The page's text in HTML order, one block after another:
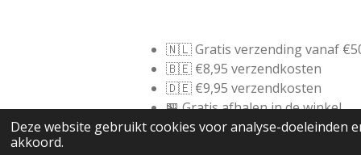
Deze website gebruikt cookies voor analyse-doeleinden
akkoord.
🇳🇱 Gratis verzending vanaf
🇧🇪 €8,95 verzendkosten
🇩🇪 €9,95 verzendkosten
🏪 Gratis afhalen in de winkel
© 2021 - 2026 Vanelleswat.nl